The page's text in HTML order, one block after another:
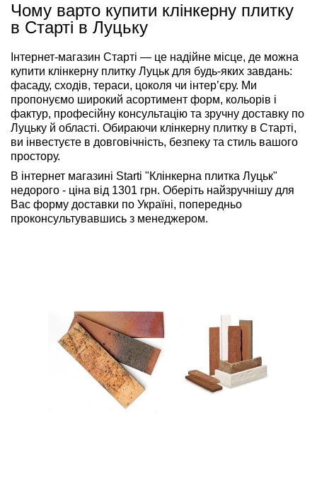
Чому варто купити клінкерну плитку
в Старті в Луцьку
Інтернет-магазин Старті — це надійне місце, де можна
купити клінкерну плитку Луцьк для будь-яких завдань:
фасаду, сходів, тераси, цоколя чи інтер’єру. Ми
пропонуємо широкий асортимент форм, кольорів і
фактур, професійну консультацію та зручну доставку по
Луцьку й області. Обираючи клінкерну плитку в Старті,
ви інвестуєте в довговічність, безпеку та стиль вашого
простору.
В інтернет магазині Starti "Клінкерна плитка Луцьк"
недорого - ціна від 1301 грн. Оберіть найзручнішу для
Вас форму доставки по Україні, попередньо
проконсультувавшись з менеджером.